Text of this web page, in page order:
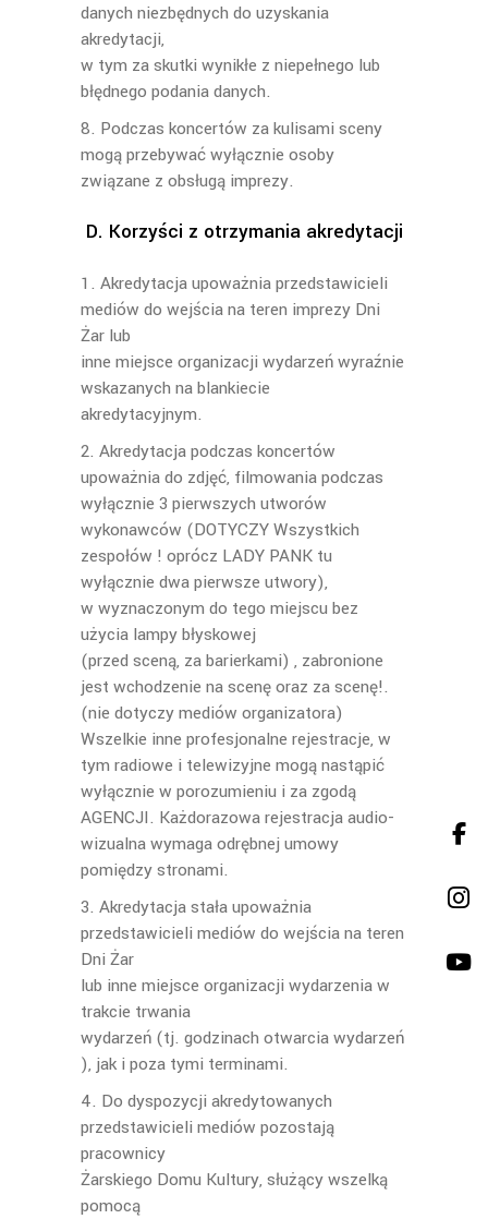
danych niezbędnych do uzyskania
akredytacji,
w tym za skutki wynikłe z niepełnego lub
błędnego podania danych.
8. Podczas koncertów za kulisami sceny
mogą przebywać wyłącznie osoby
związane z obsługą imprezy.
D. Korzyści z otrzymania akredytacji
1. Akredytacja upoważnia przedstawicieli
mediów do wejścia na teren imprezy Dni
Żar lub
inne miejsce organizacji wydarzeń wyraźnie
wskazanych na blankiecie
akredytacyjnym.
2. Akredytacja podczas koncertów
upoważnia do zdjęć, filmowania podczas
wyłącznie 3 pierwszych utworów
wykonawców (DOTYCZY Wszystkich
zespołów ! oprócz LADY PANK tu
wyłącznie dwa pierwsze utwory),
w wyznaczonym do tego miejscu bez
użycia lampy błyskowej
(przed sceną, za barierkami) , zabronione
jest wchodzenie na scenę oraz za scenę!.
(nie dotyczy mediów organizatora)
Wszelkie inne profesjonalne rejestracje, w
tym radiowe i telewizyjne mogą nastąpić
wyłącznie w porozumieniu i za zgodą
AGENCJI. Każdorazowa rejestracja audio-
wizualna wymaga odrębnej umowy
pomiędzy stronami.
3. Akredytacja stała upoważnia
przedstawicieli mediów do wejścia na teren
Dni Żar
lub inne miejsce organizacji wydarzenia w
trakcie trwania
wydarzeń (tj. godzinach otwarcia wydarzeń
), jak i poza tymi terminami.
4. Do dyspozycji akredytowanych
przedstawicieli mediów pozostają
pracownicy
Żarskiego Domu Kultury, służący wszelką
pomocą